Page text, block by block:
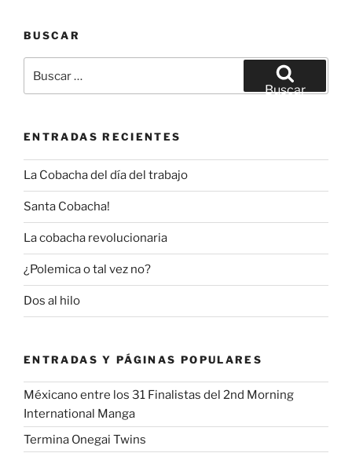
BUSCAR
por:
Buscar
ENTRADAS RECIENTES
La Cobacha del día del trabajo
Santa Cobacha!
La cobacha revolucionaria
¿Polemica o tal vez no?
Dos al hilo
ENTRADAS Y PÁGINAS POPULARES
Méxicano entre los 31 Finalistas del 2nd Morning
International Manga
Termina Onegai Twins